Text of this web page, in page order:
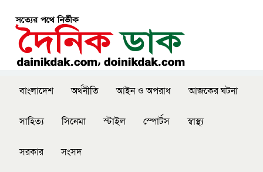
বাংলাদেশ অর্থনীতি আইন ও অপরাধ আজকের ঘটনা
সাহিত্য সিনেমা স্টাইল স্পোর্টস স্বাস্থ্য
সরকার সংসদ